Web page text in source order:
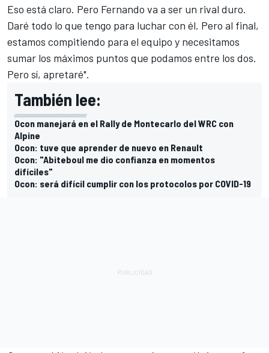
Eso está claro. Pero Fernando va a ser un rival duro.
Daré todo lo que tengo para luchar con él. Pero al final,
estamos compitiendo para el equipo y necesitamos
sumar los máximos puntos que podamos entre los dos.
Pero sí, apretaré".
También lee:
Ocon manejará en el Rally de Montecarlo del WRC con
Alpine
Ocon: tuve que aprender de nuevo en Renault
Ocon: "Abiteboul me dio confianza en momentos
difíciles"
Ocon: será difícil cumplir con los protocolos por COVID-19